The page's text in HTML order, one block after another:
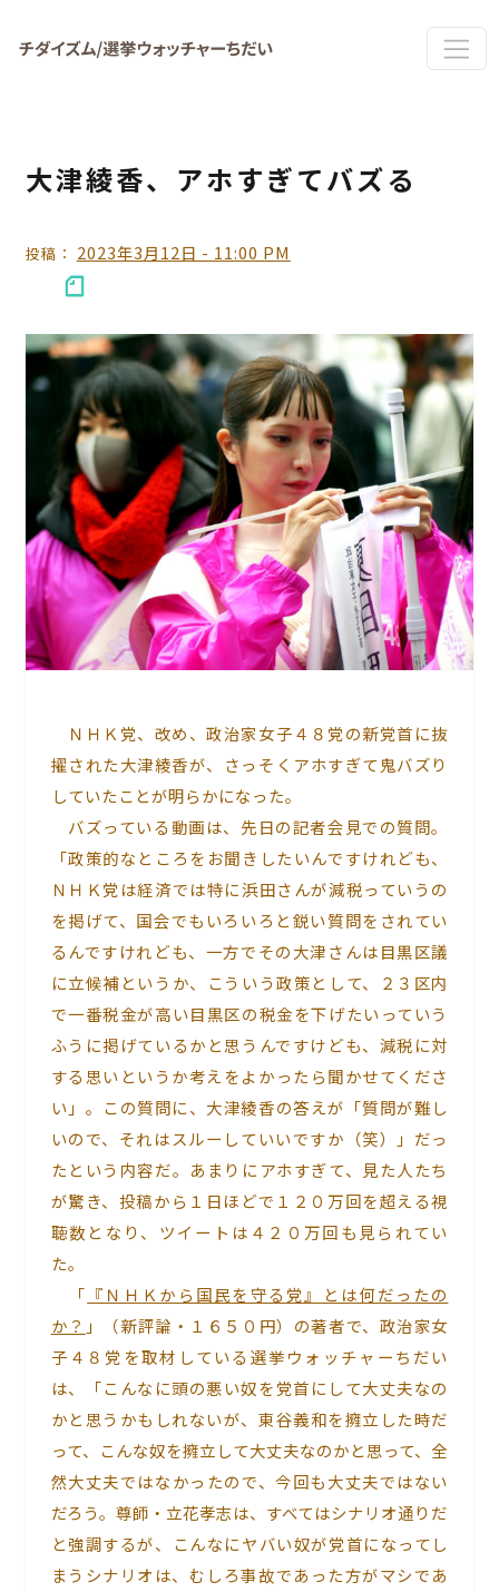
大津綾香、アホすぎてバズる
投稿： 2023年3月12日 - 11:00 PM
ＮＨＫ党、改め、政治家女子４８党の新党首に抜
擢された大津綾香が、さっそくアホすぎて鬼バズり
していたことが明らかになった。
バズっている動画は、先日の記者会見での質問。
「政策的なところをお聞きしたいんですけれども、
ＮＨＫ党は経済では特に浜田さんが減税っていうの
を掲げて、国会でもいろいろと鋭い質問をされてい
るんですけれども、一方でその大津さんは目黒区議
に立候補というか、こういう政策として、２３区内
で一番税金が高い目黒区の税金を下げたいっていう
ふうに掲げているかと思うんですけども、減税に対
する思いというか考えをよかったら聞かせてくださ
い」。この質問に、大津綾香の答えが「質問が難し
いので、それはスルーしていいですか（笑）」だっ
たという内容だ。あまりにアホすぎて、見た人たち
が驚き、投稿から１日ほどで１２０万回を超える視
聴数となり、ツイートは４２０万回も見られてい
た。
「 『ＮＨＫから国民を守る党』とは何だったの
か？ 」（新評論・１６５０円）の著者で、政治家女
子４８党を取材している選挙ウォッチャーちだい
は、「こんなに頭の悪い奴を党首にして大丈夫なの
かと思うかもしれないが、東谷義和を擁立した時だ
って、こんな奴を擁立して大丈夫なのかと思って、全
然大丈夫ではなかったので、今回も大丈夫ではない
だろう。尊師・立花孝志は、すべてはシナリオ通りだ
と強調するが、こんなにヤバい奴が党首になってし
まうシナリオは、むしろ事故であった方がマシであ